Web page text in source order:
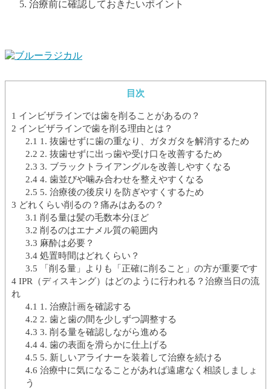
治療前に確認しておきたいポイント
目次
1 インビザラインでは歯を削ることがあるの？
2 インビザラインで歯を削る理由とは？
2.1 1. 抜歯せずに歯の重なり、ガタガタを解消するため
2.2 2. 抜歯せずに出っ歯や受け口を改善するため
2.3 3. ブラックトライアングルを改善しやすくなる
2.44. 歯並びや噛み合わせを整えやすくなる
2.5 5. 治療後の後戻りを防ぎやすくするため
3 どれくらい削るの？痛みはあるの？
3.1 削る量は髪の毛数本分ほど
3.2 削るのはエナメル質の範囲内
3.3 麻酔は必要？
3.4処置時間はどれくらい？
3.5 「削る量」よりも「正確に削ること」の方が重要です
4 IPR（ディスキング）はどのように行われる？治療当日の流
れ
4.1 1. 治療計画を確認する
4.2 2. 歯と歯の間を少しずつ調整する
4.3 3. 削る量を確認しながら進める
4.44. 歯の表面を滑らかに仕上げる
4.5 5. 新しいアライナーを装着して治療を続ける
4.6 治療中に気になることがあれば遠慮なく相談しましょ
う